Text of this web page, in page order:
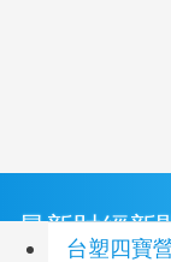
最新財經新
台塑四寶